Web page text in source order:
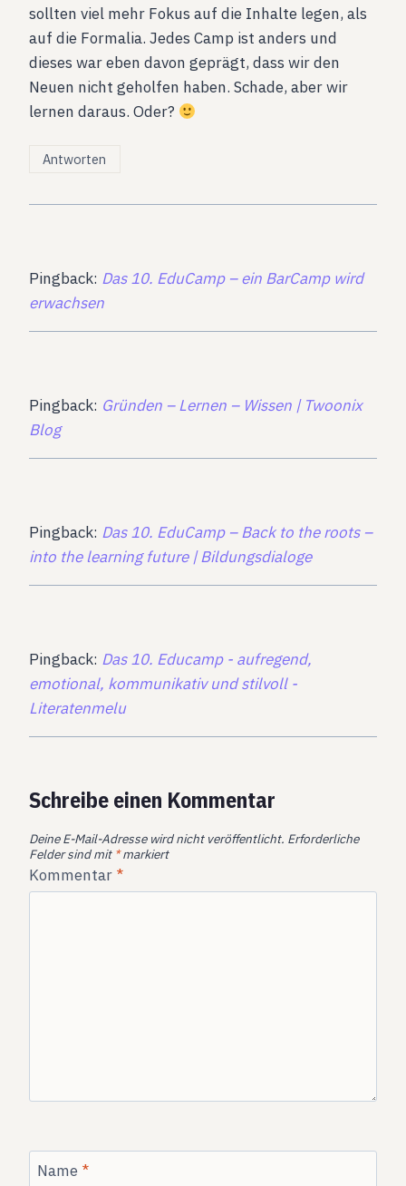
sollten viel mehr Fokus auf die Inhalte legen, als
auf die Formalia. Jedes Camp ist anders und
dieses war eben davon geprägt, dass wir den
Neuen nicht geholfen haben. Schade, aber wir
lernen daraus. Oder?
Antworten
Pingback: Das 10. EduCamp – ein BarCamp wird
erwachsen
Pingback: Gründen – Lernen – Wissen | Twoonix
Blog
Pingback: Das 10. EduCamp – Back to the roots –
into the learning future | Bildungsdialoge
Pingback: Das 10. Educamp - aufregend,
emotional, kommunikativ und stilvoll -
Literatenmelu
Schreibe einen Kommentar
Deine E-Mail-Adresse wird nicht veröffentlicht. Erforderliche
Felder sind mit *markiert
Kommentar *
Name *